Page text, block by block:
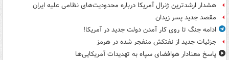
هشدار ارشدترین ژنرال آمریکا درباره محدودیت‌های نظامی علیه ایران
مقصد جدید پسر زیدان
ادامه جنگ تا روی کار آمدن دولت جدید در آمریکا!
جزئیات جدید از نفتکش منفجر شده در هرمز
پاسخ معنادار هوافضای سپاه به تهدیدات آمریکایی‌ها